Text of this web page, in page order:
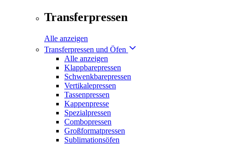
Transferpressen
Alle anzeigen
Transferpressen und Öfen
Alle anzeigen
Klappbarepressen
Schwenkbarepressen
Vertikalepressen
Tassenpressen
Kappenpresse
Spezialpressen
Combopressen
Großformatpressen
Sublimationsöfen